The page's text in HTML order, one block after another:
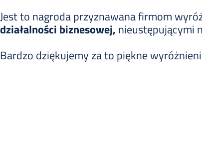
Jest to nagroda przyznawana firmom
działalności biznesowej, nieustępującymi
Bardzo dziękujemy za to piękne